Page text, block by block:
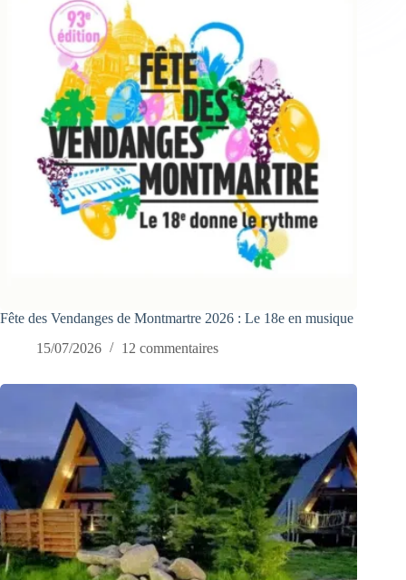
Fête des Vendanges de Montmartre 2026 : Le 18e en musique
15/07/2026
12 commentaires